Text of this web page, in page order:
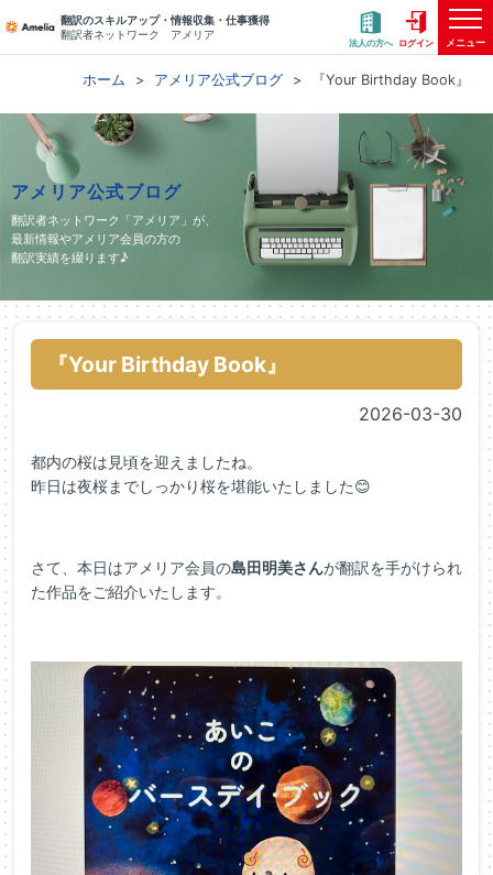
翻訳のスキルアップ・情報収集・仕事獲得
翻訳者ネットワーク アメリア
法人の方へ ログイン メニュー
ホーム アメリア公式ブログ 『Your Birthday Book』
アメリア公式ブログ
翻訳者ネットワーク「アメリア」が、
最新情報やアメリア会員の方の
翻訳実績を綴ります♪
『Your Birthday Book』
2026-03-30
都内の桜は見頃を迎えましたね。
昨日は夜桜までしっかり桜を堪能いたしました😊
さて、本日はアメリア会員の島田明美さんが翻訳を手がけられ
た作品をご紹介いたします。